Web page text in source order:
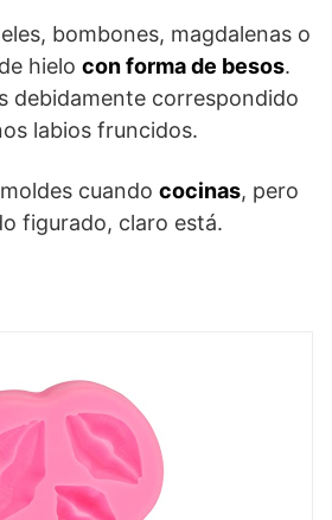
bombones, magdalenas o
hielo con forma de besos.
debidamente correspondido
labios fruncidos.
cuando cocinas, pero
figurado, claro está.